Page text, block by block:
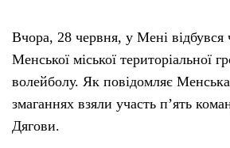
Вчора, 28 червня, у Мені відбувся
Менської міської територіальної
волейболу. Як повідомляє
змаганнях взяли участь п’ять
Дягови.